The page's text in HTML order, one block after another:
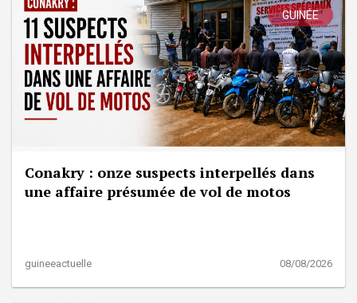
GUINÉE
Conakry : onze suspects interpellés dans
une affaire présumée de vol de motos
guineeactuelle 08/08/2026